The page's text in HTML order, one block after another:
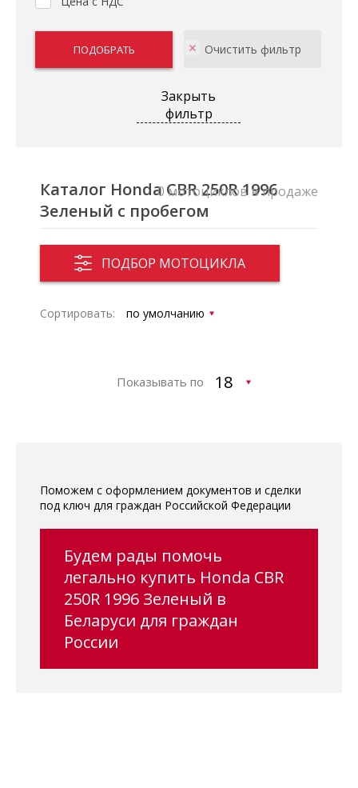
Закрыть
фильтр
Каталог Honda CBR 250R 1996
Зеленый с пробегом
ПОДБОР МОТОЦИКЛА
0 мотоциклов в продаже
Сортировать:
Показывать по
Поможем с оформлением документов и сделки
под ключ для граждан Российской Федерации
Будем рады помочь
легально купить Honda CBR
250R 1996 Зеленый в
Беларуси для граждан
России